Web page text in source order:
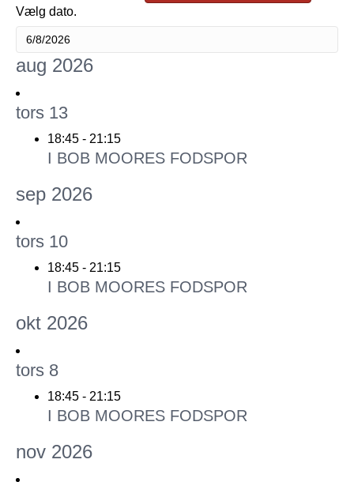
Vælg dato.
aug 2026
tors 13
18:45 - 21:15
I BOB MOORES FODSPOR
sep 2026
tors 10
18:45 - 21:15
I BOB MOORES FODSPOR
okt 2026
tors 8
18:45 - 21:15
I BOB MOORES FODSPOR
nov 2026